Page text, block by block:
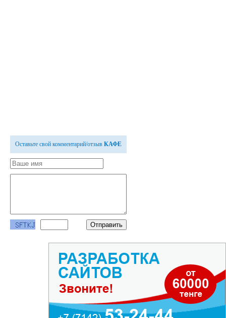
Оставьте свой комментарий/отзыв КАФЕ